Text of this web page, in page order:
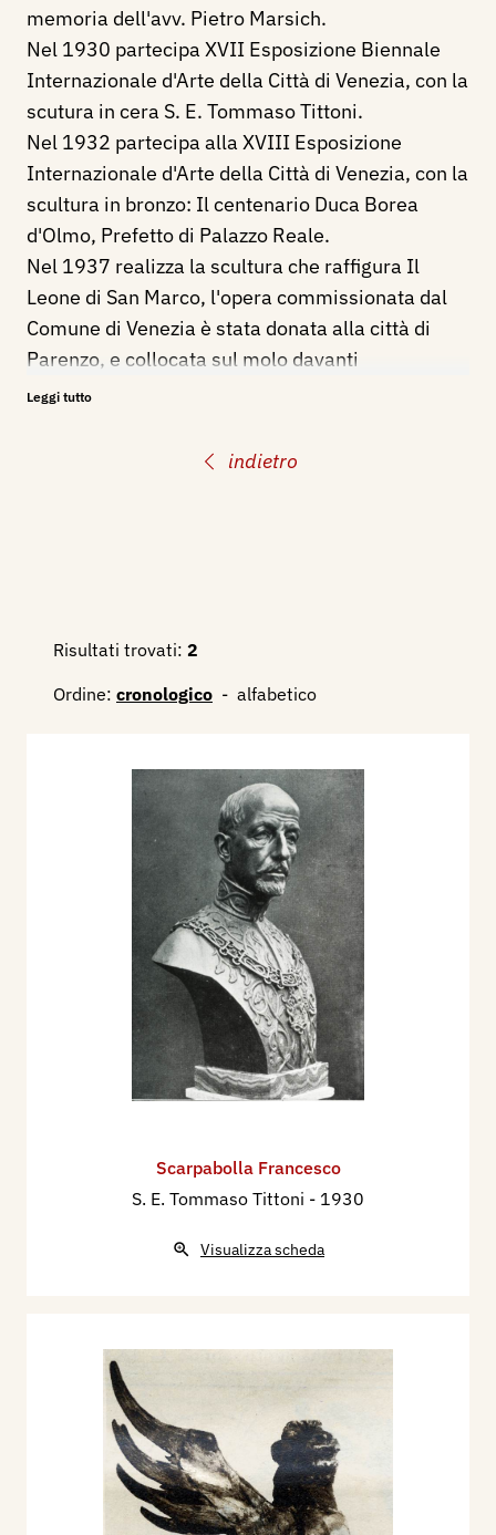
indietro
memoria dell'avv. Pietro Marsich.
Nel 1930 partecipa XVII Esposizione Biennale
Internazionale d'Arte della Città di Venezia, con la
scutura in cera S. E. Tommaso Tittoni.
Nel 1932 partecipa alla XVIII Esposizione
Internazionale d'Arte della Città di Venezia, con la
scultura in bronzo: Il centenario Duca Borea
d'Olmo, Prefetto di Palazzo Reale.
Nel 1937 realizza la scultura che raffigura Il
Leone di San Marco, l'opera commissionata dal
Comune di Venezia è stata donata alla città di
Parenzo, e collocata sul molo davanti
all'Adriatico.
1932 - XVIII Esposizione Internazionale d'Arte
1937 - Il Leone di S. Marco a Parenzo, Milano,
Leggi tutto
Risultati trovati: 2
Ordine: cronologico - alfabetico
Scarpabolla Francesco
S. E. Tommaso Tittoni - 1930
Visualizza scheda